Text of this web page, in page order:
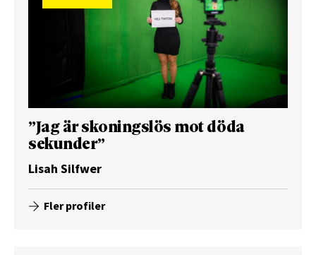
”Jag är skoningslös mot döda
sekunder”
Lisah Silfwer
Fler profiler